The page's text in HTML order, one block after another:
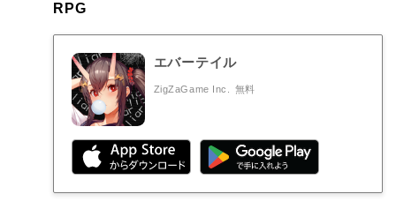
RPG
エバーテイル
ZigZaGame Inc. 無料